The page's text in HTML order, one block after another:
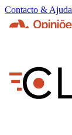
Contacto & Ajuda